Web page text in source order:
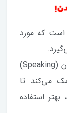
که مورد
این مجموعه برای افرادی که در صحبت‌کردن (Speaking)
می‌کند تا
بهتر استفاده